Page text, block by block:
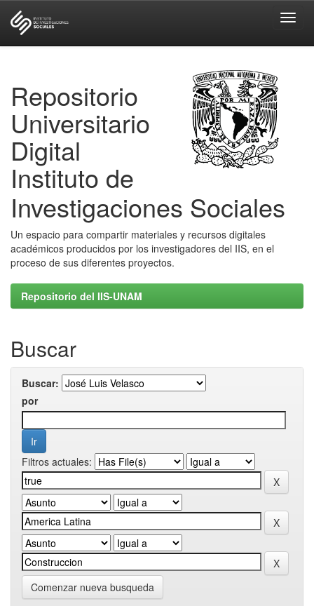
Repositorio
Universitario
Digital
Instituto de
Investigaciones Sociales
Un espacio para compartir materiales y recursos digitales
académicos producidos por los investigadores del IIS, en el
proceso de sus diferentes proyectos.
Repositorio del IIS-UNAM
Buscar
Buscar:
por
Filtros actuales:
Comenzar nueva busqueda